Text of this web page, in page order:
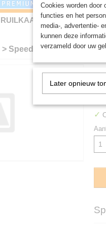
RUILKAARTEN
> Speedpaint: Fire Giant
€
✓
Cookies worden door
functies en het
media-, advertentie-
kunnen deze
verzameld door uw
Later opnieuw